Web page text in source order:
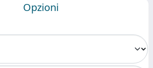
Opzioni